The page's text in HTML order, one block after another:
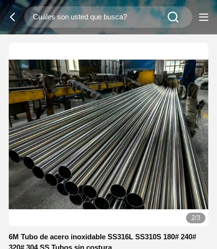
2/3
6M Tubo de acero inoxidable SS316L SS310S 180# 240#
320# 304 SS Tubos sin costura